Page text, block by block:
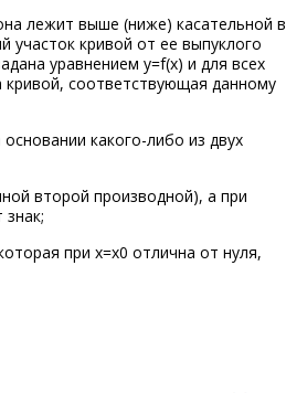
лежит выше (ниже) касательной в
участок кривой от ее выпуклого
уравнением y=f(x) и для всех
кривой, соответствующая данному
какого-либо из двух
второй производной), а при
знак;
при х=x0 отлична от нуля,